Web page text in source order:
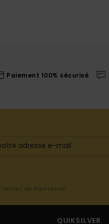
Paiement 100% sécurisé
de bienvenue
QUIKSILVER